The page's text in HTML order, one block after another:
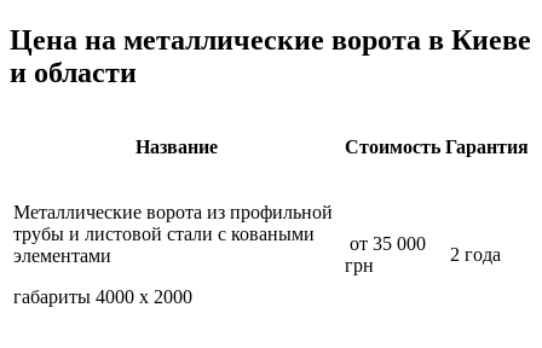
Цена на металлические ворота в Киеве
и области
Название Стоимость Гарантия
Металлические ворота из профильной
трубы и листовой стали с коваными
элементами
габариты 4000 х 2000
от 35 000
грн
2 года